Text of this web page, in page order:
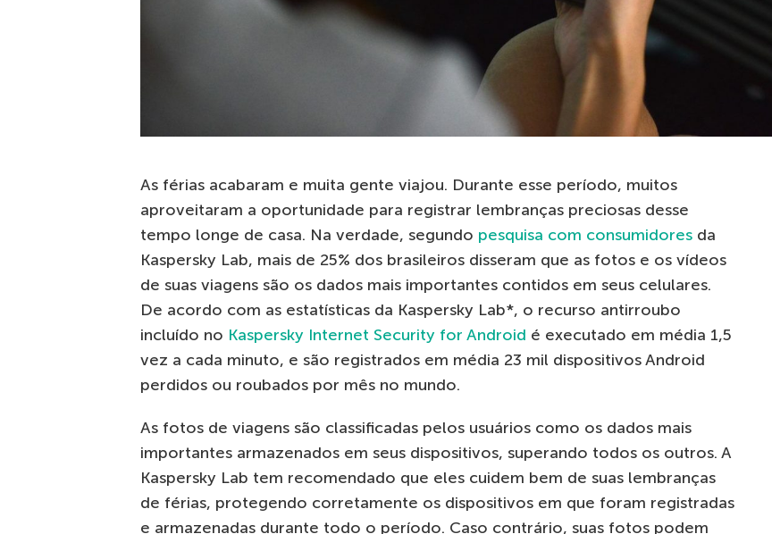
As férias acabaram e muita gente viajou. Durante esse período, muitos
aproveitaram a oportunidade para registrar lembranças preciosas desse
tempo longe de casa. Na verdade, segundo pesquisa com consumidores da
Kaspersky Lab, mais de 25% dos brasileiros disseram que as fotos e os vídeos
de suas viagens são os dados mais importantes contidos em seus celulares.
De acordo com as estatísticas da Kaspersky Lab*, o recurso antirroubo
incluído no Kaspersky Internet Security for Android é executado em média 1,5
vez a cada minuto, e são registrados em média 23 mil dispositivos Android
perdidos ou roubados por mês no mundo.
As fotos de viagens são classificadas pelos usuários como os dados mais
importantes armazenados em seus dispositivos, superando todos os outros. A
Kaspersky Lab tem recomendado que eles cuidem bem de suas lembranças
de férias, protegendo corretamente os dispositivos em que foram registradas
e armazenadas durante todo o período. Caso contrário, suas fotos podem